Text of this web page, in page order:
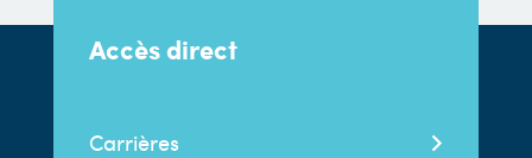
Accès direct
Carrières